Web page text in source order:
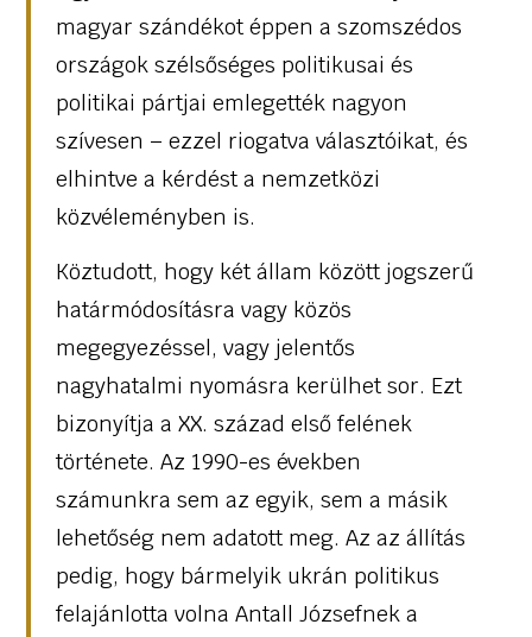
magyar szándékot éppen a szomszédos
országok szélsőséges politikusai és
politikai pártjai emlegették nagyon
szívesen – ezzel riogatva választóikat, és
elhintve a kérdést a nemzetközi
közvéleményben is.
Köztudott, hogy két állam között jogszerű
határmódosításra vagy közös
megegyezéssel, vagy jelentős
nagyhatalmi nyomásra kerülhet sor. Ezt
bizonyítja a XX. század első felének
története. Az 1990-es években
számunkra sem az egyik, sem a másik
lehetőség nem adatott meg. Az az állítás
pedig, hogy bármelyik ukrán politikus
felajánlotta volna Antall Józsefnek a